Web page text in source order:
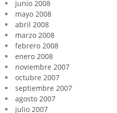
junio 2008
mayo 2008
abril 2008
marzo 2008
febrero 2008
enero 2008
noviembre 2007
octubre 2007
septiembre 2007
agosto 2007
julio 2007